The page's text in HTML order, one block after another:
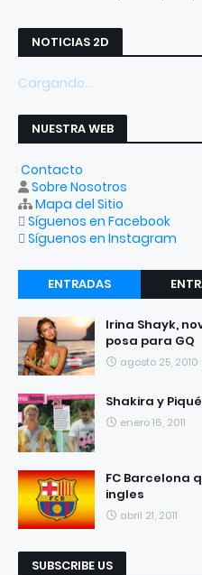
NOTICIAS 2D
Cargando...
NUESTRA WEB
Contacto
Sobre Nosotros
Mapa del Sitio
Síguenos en Facebook
Síguenos en Instagram
ENTRADAS
RECIENTES
Irina Shayk,
posa para GQ
agosto 25, 2010
Shakira y
enero 16, 2011
FC Barcelona
ingles
abril 21, 2011
SUBSCRIBE US